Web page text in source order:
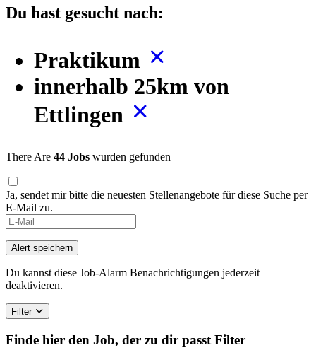
Du hast gesucht nach:
Praktikum
innerhalb 25km von
Ettlingen
There Are 44 Jobs wurden gefunden
Ja, sendet mir bitte die neuesten Stellenangebote für diese Suche per
E-Mail zu.
If
you
are
a
human,
ignore
field
Alert speichern
Du kannst diese Job-Alarm Benachrichtigungen jederzeit
deaktivieren.
Filter
Finde hier den Job, der zu dir passt Filter